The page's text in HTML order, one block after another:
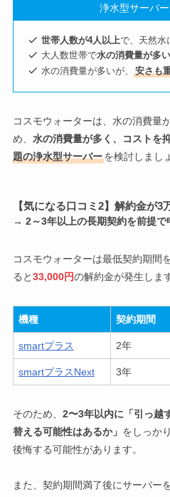
浄水型サーバ
世帯人数が4人以上で、天然水
大人数世帯で水の消費量が多い
水の消費量が多いが、
安さも
コスモウォーターは、水の消費量
め、 水の消費量が多く、コストを
題の浄水型サーバーを検討しまし
【気になる口コミ2】解約金が3
→ 2～3年以上の長期契約を前提で
コスモウォーターは最低契約期間
ると33,000円の解約金が発生しま
機種 契約期間
smartプラス 2年
smartプラスNext 3年
そのため、 2〜3年以内に「引っ越
替える可能性はあるか」 をしっか
後悔する可能性があります。
また、契約期間満了後にサーバー